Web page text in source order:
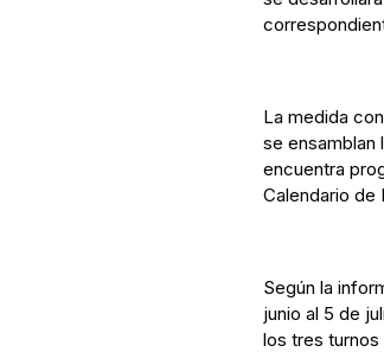
La medida
se ensamblan
encuentra
Calendario de
Según la
junio al 5 de
los tres